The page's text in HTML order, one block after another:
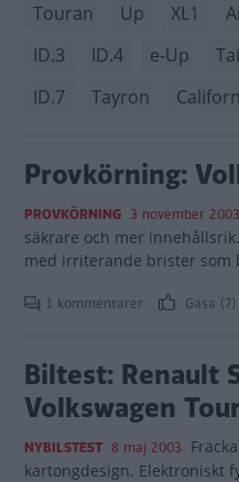
Touran
Up XL1
ID.3
ID.4 e-Up
ID.7
Tayron
Provkörning:
PROVKÖRNING 3 november 2003
säkrare och mer
med irriterande brister som
1 kommentarer Gasa (7)
Biltest: Renault
Volkswagen
NYBILSTEST 8 maj 2003
kartongdesign. Elektroniskt